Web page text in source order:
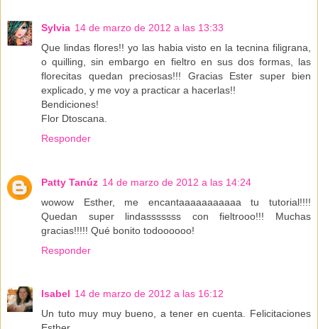
Sylvia 14 de marzo de 2012 a las 13:33
Que lindas flores!! yo las habia visto en la tecnina filigrana,
o quilling, sin embargo en fieltro en sus dos formas, las
florecitas quedan preciosas!!! Gracias Ester super bien
explicado, y me voy a practicar a hacerlas!!
Bendiciones!
Flor Dtoscana.
Responder
Patty Tanúz 14 de marzo de 2012 a las 14:24
wowow Esther, me encantaaaaaaaaaaa tu tutorial!!!!
Quedan super lindasssssss con fieltrooo!!! Muchas
gracias!!!!! Qué bonito todoooooo!
Responder
Isabel 14 de marzo de 2012 a las 16:12
Un tuto muy muy bueno, a tener en cuenta. Felicitaciones